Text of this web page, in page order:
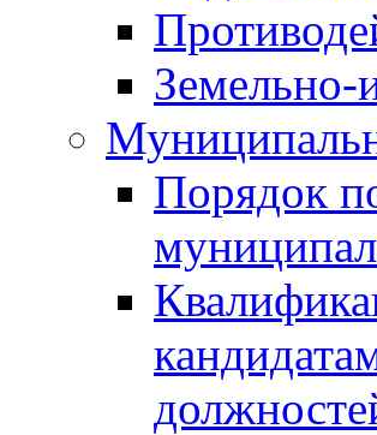
Порядок